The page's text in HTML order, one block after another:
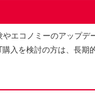
エコノミーのアップデ
入を検討の方は、長期